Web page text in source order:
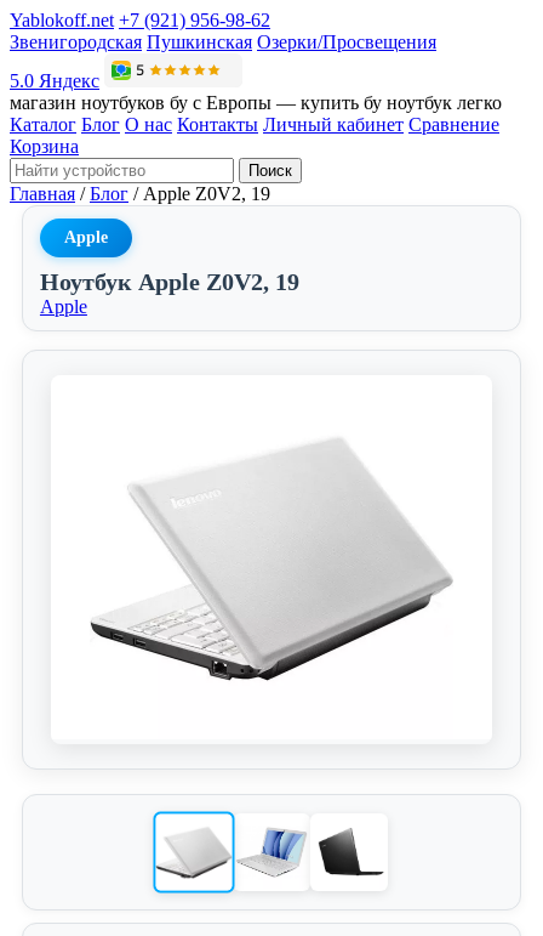
Yablokoff.net +7 (921) 956-98-62
Звенигородская Пушкинская Озерки/Просвещения
5.0 Яндекс
магазин ноутбуков бу с Европы — купить бу ноутбук легко
Каталог Блог О нас Контакты Личный кабинет Сравнение
Корзина
Поиск
Главная / Блог / Apple Z0V2, 19
Apple
Ноутбук Apple Z0V2, 19
Apple